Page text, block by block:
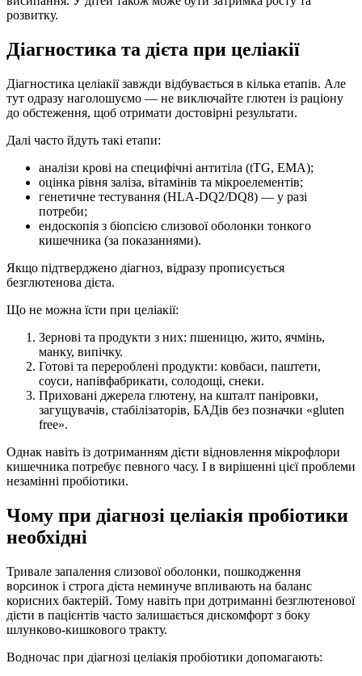
розвитку.
Діагностика та дієта при целіакії
Діагностика целіакії завжди відбувається в кілька етапів. Але
тут одразу наголошуємо — не виключайте глютен із раціону
до обстеження, щоб отримати достовірні результати.
Далі часто йдуть такі етапи:
аналізи крові на специфічні антитіла (tTG, EMA);
оцінка рівня заліза, вітамінів та мікроелементів;
генетичне тестування (HLA-DQ2/DQ8) — у разі
потреби;
ендоскопія з біопсією слизової оболонки тонкого
кишечника (за показаннями).
Якщо підтверджено діагноз, відразу прописується
безглютенова дієта.
Що не можна їсти при целіакії:
Зернові та продукти з них: пшеницю, жито, ячмінь,
манку, випічку.
Готові та перероблені продукти: ковбаси, паштети,
соуси, напівфабрикати, солодощі, снеки.
Приховані джерела глютену, на кшталт паніровки,
загущувачів, стабілізаторів, БАДів без позначки «gluten
free».
Однак навіть із дотриманням дієти відновлення мікрофлори
кишечника потребує певного часу. І в вирішенні цієї проблеми
незамінні пробіотики.
Чому при діагнозі целіакія пробіотики
необхідні
Тривале запалення слизової оболонки, пошкодження
ворсинок і строга дієта неминуче впливають на баланс
корисних бактерій. Тому навіть при дотриманні безглютенової
дієти в пацієнтів часто залишається дискомфорт з боку
шлунково-кишкового тракту.
Водночас при діагнозі целіакія пробіотики допомагають: